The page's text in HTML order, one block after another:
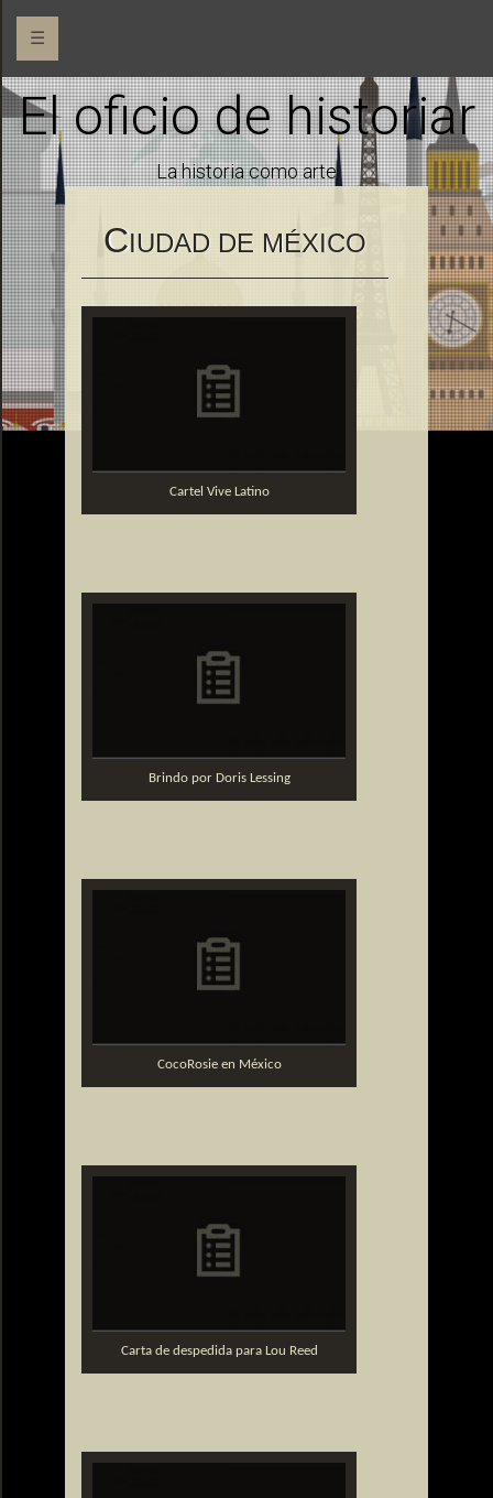
☰
El oficio de historiar
La historia como arte
CIUDAD DE MÉXICO
Cartel Vive Latino
Brindo por Doris Lessing
CocoRosie en México
Carta de despedida para Lou Reed